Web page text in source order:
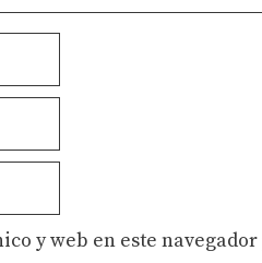
y web en este